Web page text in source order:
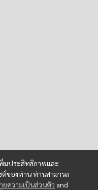
พิ่มประสิทธิภาพและ
ต์ของท่าน ท่านสามารถ
ยความเป็นส่วนตัว and